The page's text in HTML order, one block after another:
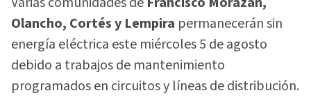
Olancho, Cortés y Lempira permanecerán sin
energía eléctrica este miércoles 5 de agosto
debido a trabajos de mantenimiento
programados en circuitos y líneas de distribución.